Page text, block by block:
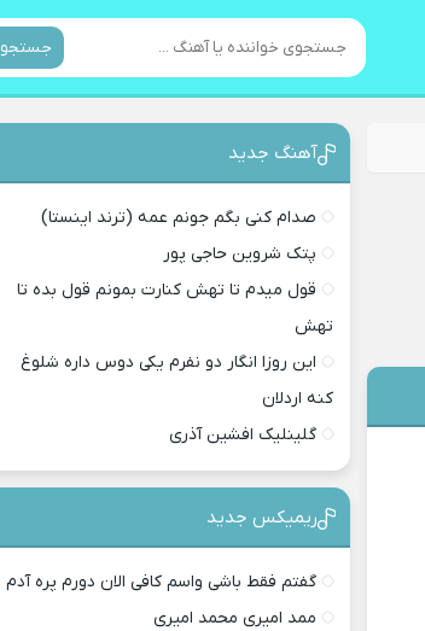
جستجو
آهنگ جدید
صدام کنی بگم جونم عمه (ترند اینستا)
پتک شروین حاجی پور
قول میدم تا تهش کنارت بمونم قول بده تا
تهش
این روزا انگار دو نفرم یکی دوس داره شلوغ
کنه اردلان
گلینلیک افشین آذری
ریمیکس جدید
گفتم فقط باشی واسم کافی الان دورم پره آدم
ممد امیری محمد امیری